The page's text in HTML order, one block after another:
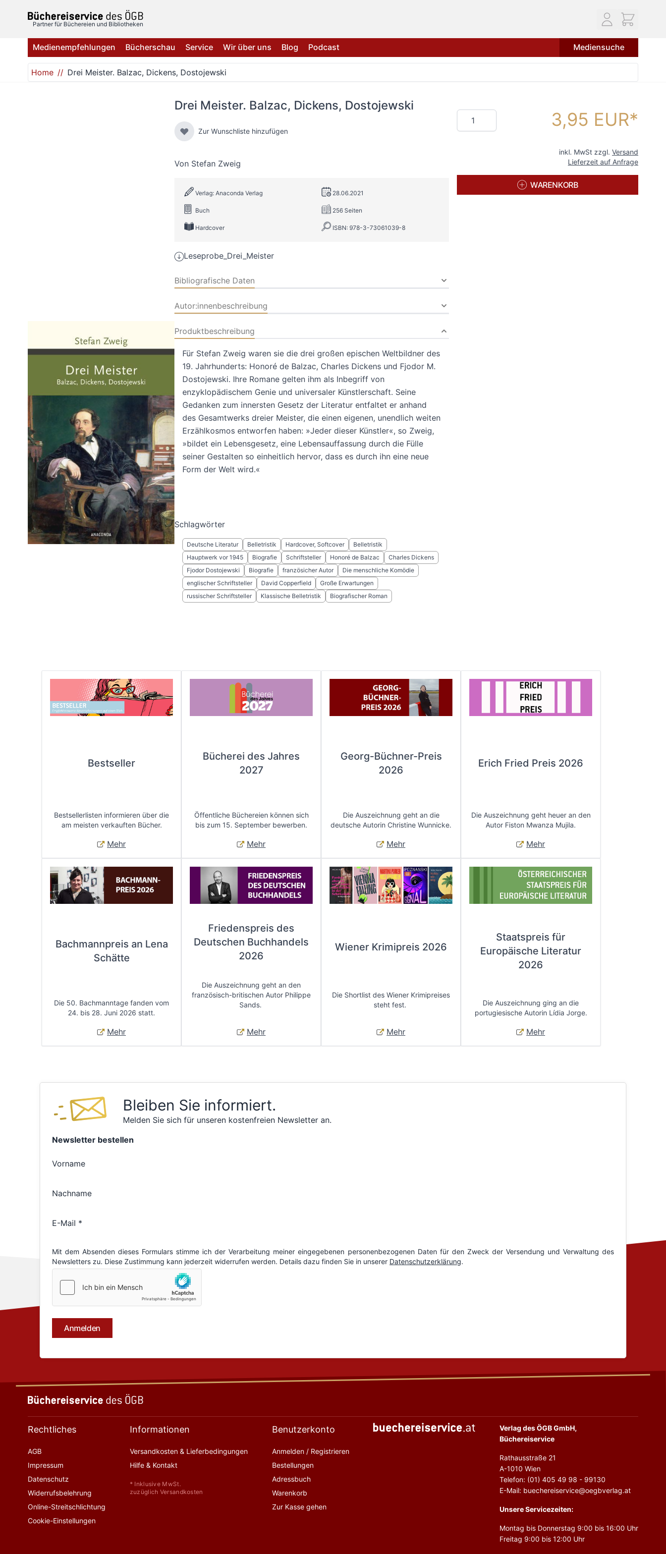
Partner für Büchereien und Bibliotheken
Medienempfehlungen Bücherschau Service Wir über uns Blog Podcast Mediensuche
Home Drei Meister. Balzac, Dickens, Dostojewski
Drei Meister. Balzac, Dickens, Dostojewski
Zur Wunschliste hinzufügen
Von Stefan Zweig
Verlag: Anaconda Verlag 28.06.2021
Buch 256 Seiten
Hardcover ISBN: 978-3-73061039-8
Leseprobe_Drei_Meister
Bibliografische Daten
Autor:innenbeschreibung
Produktbeschreibung
Für Stefan Zweig waren sie die drei großen epischen Weltbildner des
19. Jahrhunderts: Honoré de Balzac, Charles Dickens und Fjodor M.
Dostojewski. Ihre Romane gelten ihm als Inbegriff von
enzyklopädischem Genie und universaler Künstlerschaft. Seine
Gedanken zum innersten Gesetz der Literatur entfaltet er anhand
des Gesamtwerks dreier Meister, die einen eigenen, unendlich weiten
Erzählkosmos entworfen haben: »Jeder dieser Künstler«, so Zweig,
»bildet ein Lebensgesetz, eine Lebensauffassung durch die Fülle
seiner Gestalten so einheitlich hervor, dass es durch ihn eine neue
Form der Welt wird.«
Schlagwörter
Deutsche Literatur Belletristik Hardcover, Softcover
Belletristik
Hauptwerk vor 1945
Biografie Schriftsteller Honoré de Balzac
Charles Dickens
Fjodor Dostojewski
Biografie französicher Autor
Die menschliche Komödie
englischer Schriftsteller
David Copperfield
Große Erwartungen
russischer Schriftsteller
Klassische Belletristik Biografischer Roman
Menge 3,95 EUR
inkl. MwSt zzgl. Versand
Lieferzeit auf Anfrage
WARENKORB
Bestseller
Bestsellerlisten informieren über die
am meisten verkauften Bücher.
Mehr
Bücherei des Jahres
2027
Öffentliche Büchereien können sich
bis zum 15. September bewerben.
Mehr
Georg-Büchner-Preis
2026
Die Auszeichnung geht an die
deutsche Autorin Christine Wunnicke.
Mehr
Erich Fried Preis 2026
Die Auszeichnung geht heuer an den
Autor Fiston Mwanza Mujila.
Mehr
Bachmannpreis an Lena
Schätte
Die 50. Bachmanntage fanden vom
24. bis 28. Juni 2026 statt.
Mehr
Friedenspreis des
Deutschen Buchhandels
2026
Die Auszeichnung geht an den
französisch-britischen Autor Philippe
Sands.
Mehr
Wiener Krimipreis 2026
Die Shortlist des Wiener Krimipreises
steht fest.
Mehr
Staatspreis für
Europäische Literatur
2026
Die Auszeichnung ging an die
portugiesische Autorin Lídia Jorge.
Mehr
Bleiben Sie informiert.
Melden Sie sich für unseren kostenfreien Newsletter an.
Rechtliches
AGB
Impressum
Datenschutz
Widerrufsbelehrung
Online-Streitschlichtung
Cookie-Einstellungen
Informationen
Versandkosten & Lieferbedingungen
Hilfe & Kontakt
* Inklusive MwSt.
zuzüglich Versandkosten
Benutzerkonto
Anmelden / Registrieren
Bestellungen
Adressbuch
Warenkorb
Zur Kasse gehen
Verlag des ÖGB GmbH,
Büchereiservice
Rathausstraße 21
A-1010 Wien
Telefon: (01) 405 49 98 - 99130
E-Mail: buechereiservice@oegbverlag.at
Unsere Servicezeiten:
Montag bis Donnerstag 9:00 bis 16:00 Uhr
Freitag 9:00 bis 12:00 Uhr